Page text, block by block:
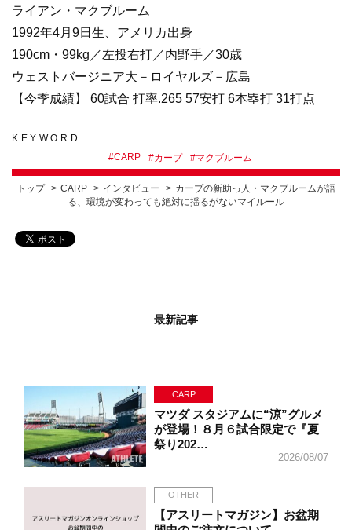
ライアン・マクブルーム
1992年4月9日生、アメリカ出身
190cm・99kg／左投右打／内野手／30歳
ウェストバージニア大－ロイヤルズ－広島
【今季成績】 60試合 打率.265 57安打 6本塁打 31打点
KEYWORD
#CARP #カープ #マクブルーム
トップ CARP インタビュー
カープの新助っ人・マクブルームが語
る、環境が変わっても絶対に揺るがないマイルール
最新記事
CARP
マツダ スタジアムに“涼”グルメ
が登場！８月６試合限定で『夏
祭り202…
2026/08/07
OTHER
【アスリートマガジン】お盆期